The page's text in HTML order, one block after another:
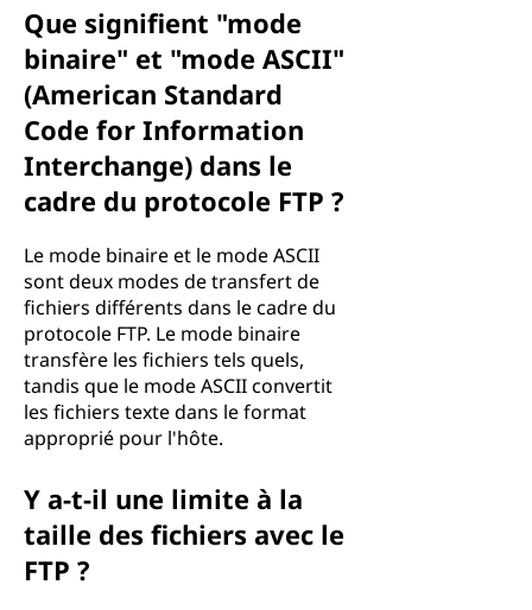
Que signifient "mode
binaire" et "mode ASCII"
(American Standard
Code for Information
Interchange) dans le
cadre du protocole FTP ?
Le mode binaire et le mode ASCII
sont deux modes de transfert de
fichiers différents dans le cadre du
protocole FTP. Le mode binaire
transfère les fichiers tels quels,
tandis que le mode ASCII convertit
les fichiers texte dans le format
approprié pour l'hôte.
Y a-t-il une limite à la
taille des fichiers avec le
FTP ?